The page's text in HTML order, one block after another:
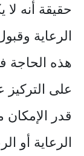
حقيقة أنه لا
الرعاية
هذه الحاجة
على التركيز
قدر
الرعاية أو